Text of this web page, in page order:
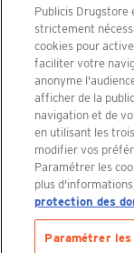
Nous recrutons pour les
Conditions
Politique de
Publicis Drugstore
strictement
cookies pour
faciliter votre
anonyme
afficher de la
navigation et de
en utilisant les
modifier vos
Paramétrer les
plus
protection des
Paramétrer les